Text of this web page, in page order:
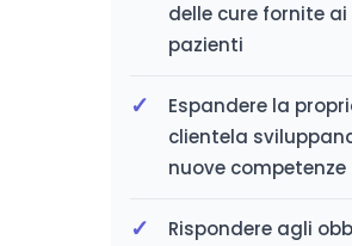
delle cure fornite ai
pazienti
Espandere la
clientela
nuove competenze
Rispondere agli